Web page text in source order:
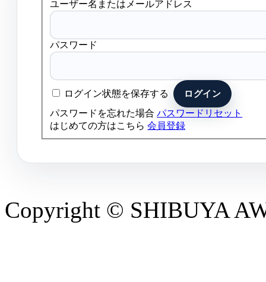
ユーザー名またはメールアドレス
パスワード
ログイン状態を保存する
パスワードを忘れた場合パスワードリセット
はじめての方はこちら会員登録
Copyright © SHIBUYA